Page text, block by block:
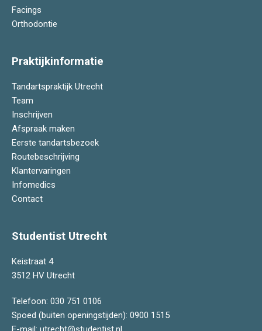
Facings
Orthodontie
Praktijkinformatie
Tandartspraktijk Utrecht
Team
Inschrijven
Afspraak maken
Eerste tandartsbezoek
Routebeschrijving
Klantervaringen
Infomedics
Contact
Studentist Utrecht
Keistraat 4
3512 HV Utrecht
Telefoon: 030 751 0106
Spoed (buiten openingstijden): 0900 1515